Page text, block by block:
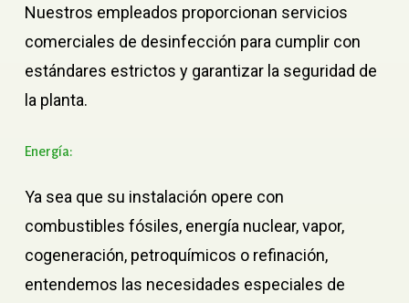
Nuestros empleados proporcionan servicios
comerciales de desinfección para cumplir con
estándares estrictos y garantizar la seguridad de
la planta.
Energía:
Ya sea que su instalación opere con
combustibles fósiles, energía nuclear, vapor,
cogeneración, petroquímicos o refinación,
entendemos las necesidades especiales de